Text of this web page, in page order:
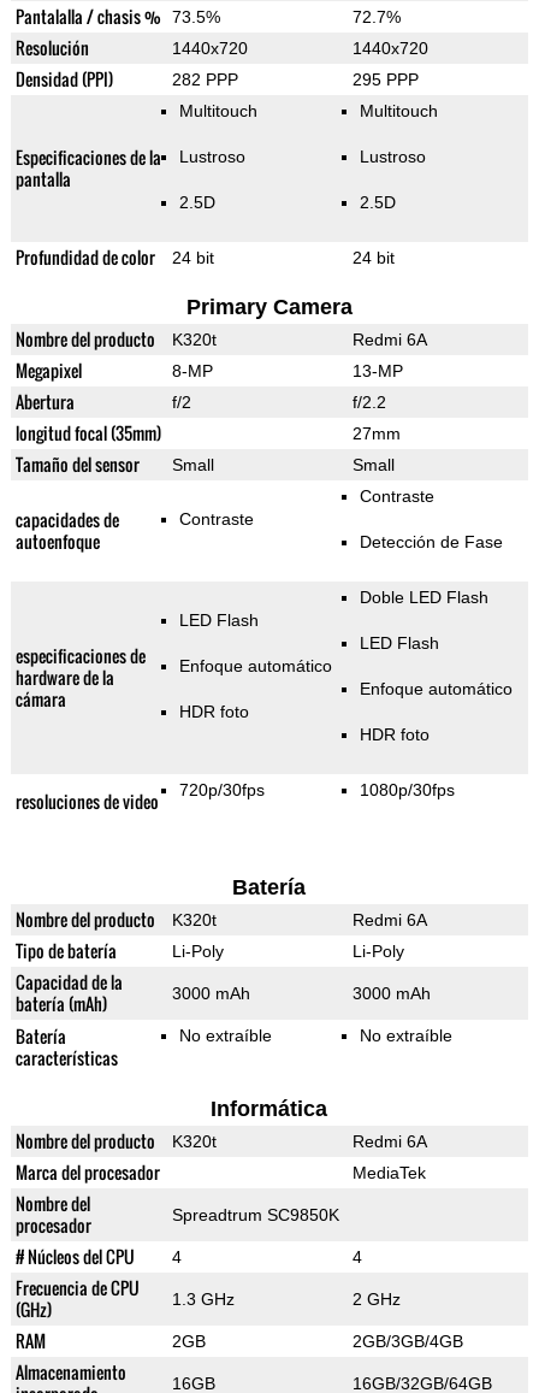
Pantalalla / chasis % 73.5% 72.7%
Resolución 1440x720 1440x720
Densidad (PPI) 282 PPP 295 PPP
Especificaciones de la
pantalla
Multitouch
Lustroso
2.5D
Multitouch
Lustroso
2.5D
Profundidad de color 24 bit 24 bit
Primary Camera
Nombre del producto K320t Redmi 6A
Megapixel 8-MP 13-MP
Abertura f/2 f/2.2
longitud focal (35mm) 27mm
Tamaño del sensor Small Small
capacidades de
autoenfoque
Contraste
Contraste
Detección de Fase
especificaciones de
hardware de la
cámara
LED Flash
Enfoque automático
HDR foto
Doble LED Flash
LED Flash
Enfoque automático
HDR foto
resoluciones de video 720p/30fps 1080p/30fps
Batería
Nombre del producto K320t Redmi 6A
Tipo de batería Li-Poly Li-Poly
Capacidad de la
batería (mAh)
3000 mAh 3000 mAh
Batería
características
No extraíble No extraíble
Informática
Nombre del producto K320t Redmi 6A
Marca del procesador MediaTek
Nombre del
procesador
Spreadtrum SC9850K
# Núcleos del CPU 4 4
Frecuencia de CPU
(GHz)
1.3 GHz 2 GHz
RAM 2GB 2GB/3GB/4GB
Almacenamiento
16GB 16GB/32GB/64GB